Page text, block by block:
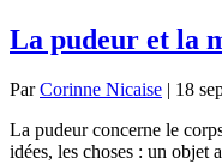
La pudeur et la
ParCorinne Nicaise
18
La pudeur concerne le
idées, les choses : un